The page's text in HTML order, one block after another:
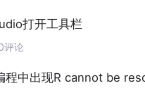
打开工具栏
评论
程中出现R cannot be